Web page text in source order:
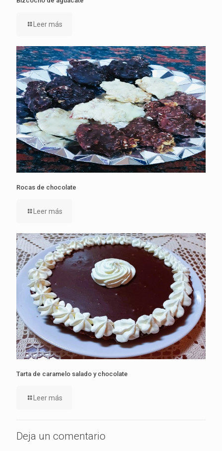
Leer más
Rocas de chocolate
Leer más
Tarta de caramelo salado y chocolate
Leer más
Deja un comentario